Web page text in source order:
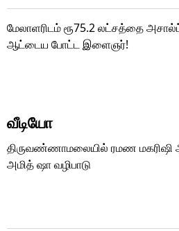
மேலாளரிடம் ரூ75.2 லட்சத்தை
ஆட்டைய போட்ட இளைஞர்!
வீடியோ
திருவண்ணாமலையில் ரமண மகரிஷி
அமித் ஷா வழிபாடு